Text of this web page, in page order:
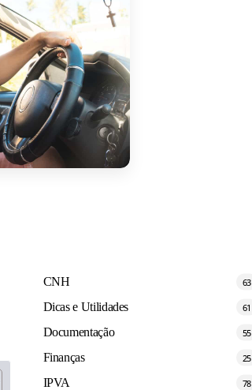
CNH 63
Dicas e Utilidades 61
Documentação 55
Finanças 25
IPVA 78